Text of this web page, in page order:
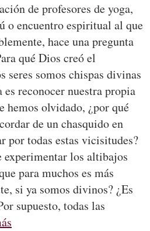
de profesores de yoga,
o encuentro espiritual al que
hace una pregunta
qué Dios creó el
somos chispas divinas
reconocer nuestra propia
hemos olvidado, ¿por qué
de un chasquido en
por todas estas vicisitudes?
experimentar los altibajos
para muchos es más
si ya somos divinos? ¿Es
supuesto, todas las